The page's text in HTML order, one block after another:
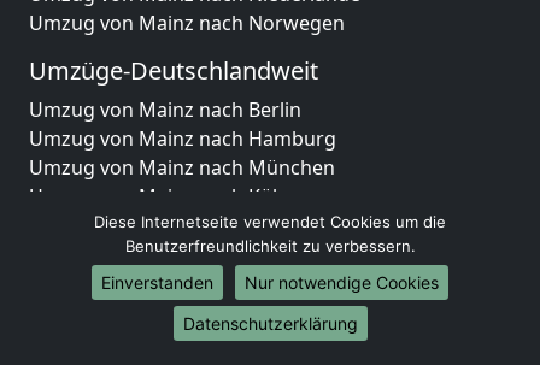
Umzug von Mainz nach Norwegen
Umzüge-Deutschlandweit
Umzug von Mainz nach Berlin
Umzug von Mainz nach Hamburg
Umzug von Mainz nach München
Umzug von Mainz nach Köln
Umzug von Mainz nach Frankfurt am Main
Umzug von Mainz nach Stuttgart
Umzug von Mainz nach Düsseldorf
Umzug von Mainz nach Leipzig
Umzug von Mainz nach Dortmund
Diese Internetseite verwendet Cookies um die
Benutzerfreundlichkeit zu verbessern.
Einverstanden
Nur notwendige Cookies
Datenschutzerklärung